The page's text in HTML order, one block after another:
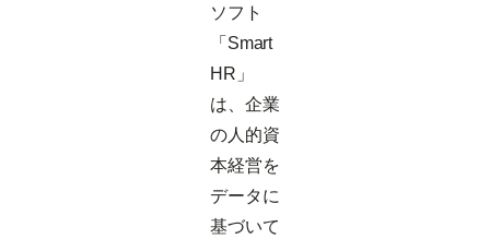
ソフト
「Smart
HR」
は、企業
の人的資
本経営を
データに
基づいて